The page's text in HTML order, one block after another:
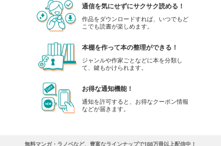
通信を気にせずにサクサク読める！
作品をダウンロードすれば、いつでもど
こでも読書が楽しめます。
本棚を作って本の整理ができる！
ジャンルや作家ごとなどに本を分類し
て、鍵もかけられます。
お得な通知機能！
通知を許可すると、お得なクーポン情報
などが届きます。
無料マンガ・ラノベなど、豊富なラインナップで188万冊以上配信中！